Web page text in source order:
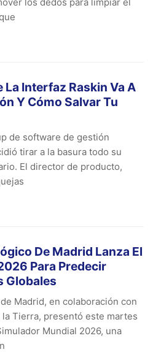
La Interfaz Raskin Va A
Y Cómo Salvar Tu
de software de gestión
tirar a la basura todo su
El director de producto,
De Madrid Lanza El
Para Predecir
Globales
Madrid, en colaboración con
Tierra, presentó este martes
Mundial 2026, una